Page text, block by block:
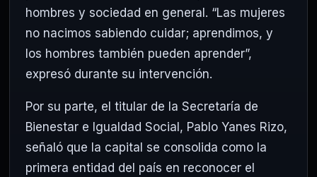
hombres y sociedad en general. “Las mujeres
no nacimos sabiendo cuidar; aprendimos, y
los hombres también pueden aprender”,
expresó durante su intervención.
Por su parte, el titular de la Secretaría de
Bienestar e Igualdad Social, Pablo Yanes Rizo,
señaló que la capital se consolida como la
primera entidad del país en reconocer el